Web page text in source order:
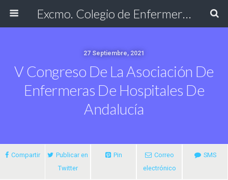
Excmo. Colegio de Enfermería de Cádiz
27 Septiembre, 2021
V Congreso De La Asociación De
Enfermeras De Hospitales De
Andalucía
Compartir
Publicar en
Twitter
Pin
Correo
electrónico
SMS